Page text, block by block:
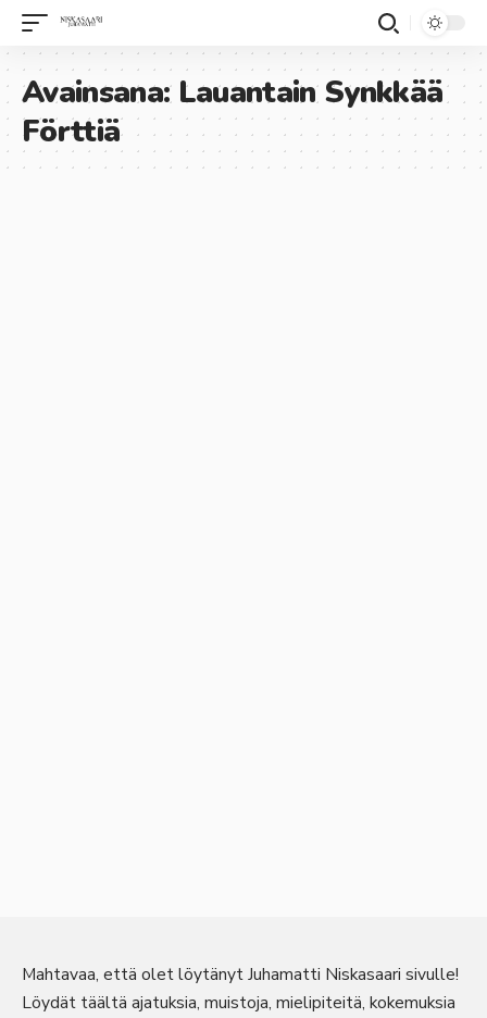
Avainsana: Lauantain Synkkää
Förttiä
Mahtavaa, että olet löytänyt Juhamatti Niskasaari sivulle!
Löydät täältä ajatuksia, muistoja, mielipiteitä, kokemuksia